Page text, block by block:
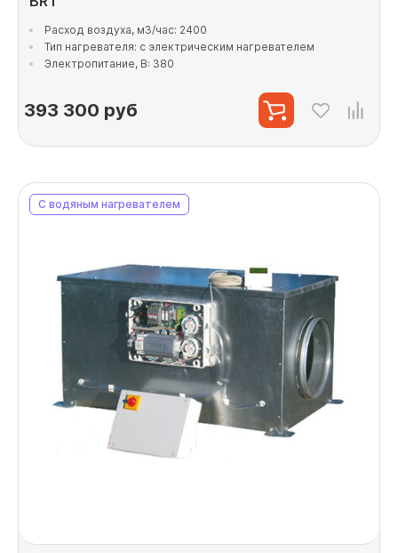
Расход воздуха, м3/час: 2400
Тип нагревателя: с электрическим нагревателем
Электропитание, В: 380
393 300 руб
С водяным нагревателем